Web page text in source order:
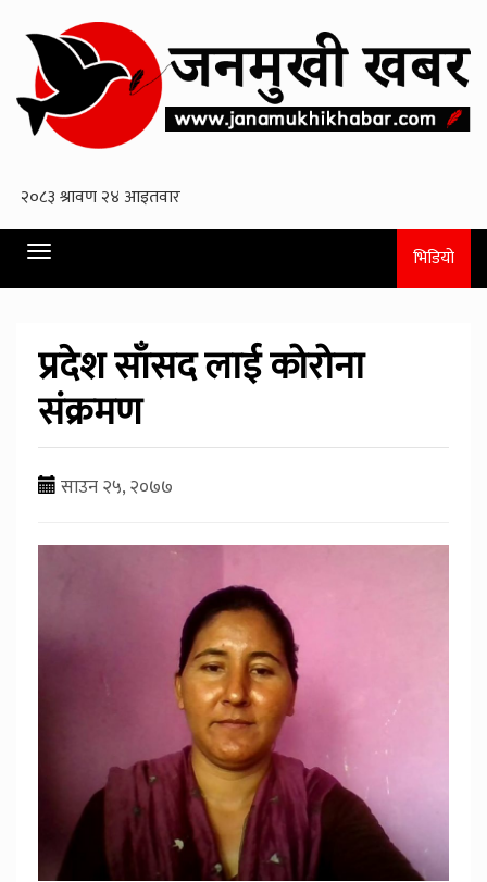
Toggle
navigation
भिडियो
प्रदेश साँसद लाई कोरोना
संक्रमण
साउन २५, २०७७